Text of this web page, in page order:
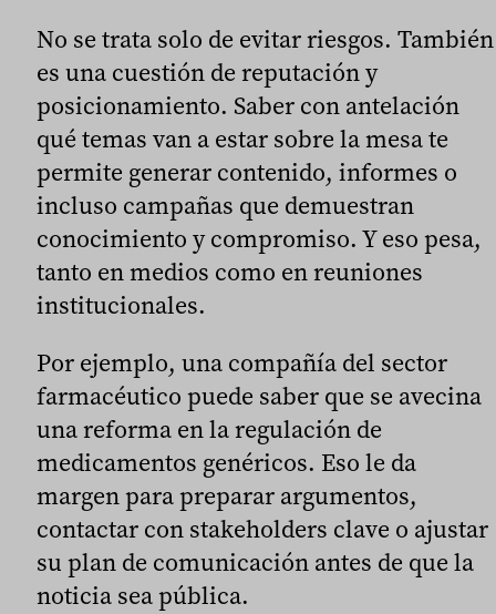
No se trata solo de evitar riesgos. También
es una cuestión de reputación y
posicionamiento. Saber con antelación
qué temas van a estar sobre la mesa te
permite generar contenido, informes o
incluso campañas que demuestran
conocimiento y compromiso. Y eso pesa,
tanto en medios como en reuniones
institucionales.
Por ejemplo, una compañía del sector
farmacéutico puede saber que se avecina
una reforma en la regulación de
medicamentos genéricos. Eso le da
margen para preparar argumentos,
contactar con stakeholders clave o ajustar
su plan de comunicación antes de que la
noticia sea pública.